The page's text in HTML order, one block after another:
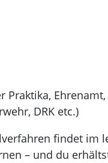
Praktika,
DRK etc.)
findet im
– und du